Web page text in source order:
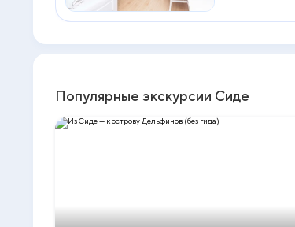
Популярные экскурсии Сиде